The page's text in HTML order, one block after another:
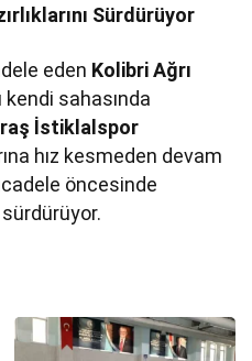
Sürdürüyor
eden Kolibri Ağrı
kendi sahasında
İstiklalspor
hız kesmeden devam
öncesinde